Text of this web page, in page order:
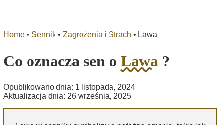
Home • Sennik • Zagrożenia i Strach • Lawa
Co oznacza sen o Lawa ?
Opublikowano dnia: 1 listopada, 2024
Aktualizacja dnia: 26 września, 2025